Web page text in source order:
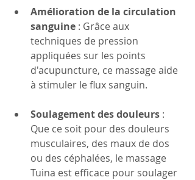
Amélioration de la circulation
sanguine : Grâce aux
techniques de pression
appliquées sur les points
d'acupuncture, ce massage aide
à stimuler le flux sanguin.
Soulagement des douleurs :
Que ce soit pour des douleurs
musculaires, des maux de dos
ou des céphalées, le massage
Tuina est efficace pour soulager